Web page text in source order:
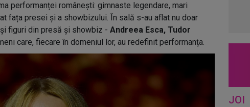
performanței românești: gimnaste legendare, mari
fața presei și a showbizului. În sală s-au aflat nu doar
figuri din presă și showbiz - Andreea Esca, Tudor
care, fiecare în domeniul lor, au redefinit performanța.
JOI